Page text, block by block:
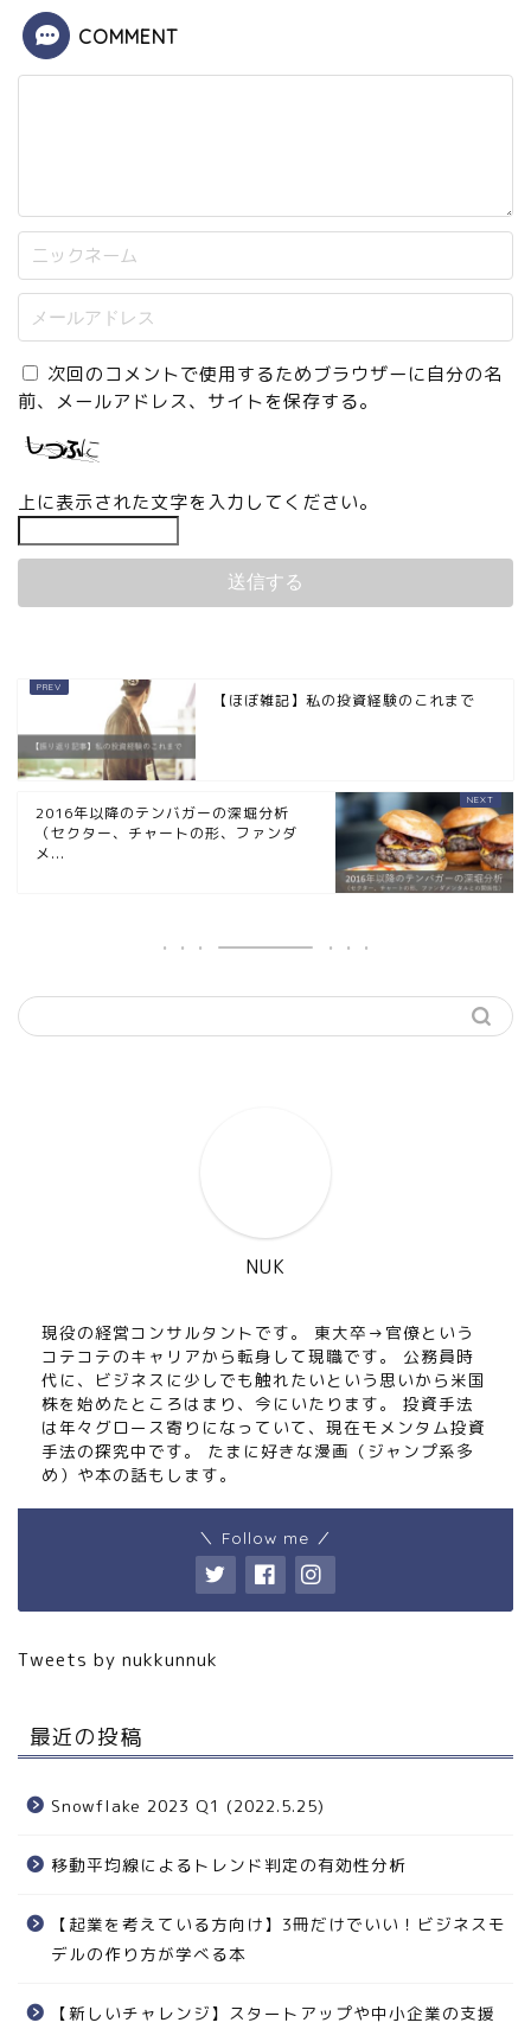
COMMENT
次回のコメントで使用するためブラウザーに自分の名
前、メールアドレス、サイトを保存する。
上に表示された文字を入力してください。
【ほぼ雑記】私の投資経験のこれまで
2016年以降のテンバガーの深堀分析
（セクター、チャートの形、ファンダ
メ...
NUK
現役の経営コンサルタントです。 東大卒→官僚という
コテコテのキャリアから転身して現職です。 公務員時
代に、ビジネスに少しでも触れたいという思いから米国
株を始めたところはまり、今にいたります。 投資手法
は年々グロース寄りになっていて、現在モメンタム投資
手法の探究中です。 たまに好きな漫画（ジャンプ系多
め）や本の話もします。
＼ Follow me ／
Tweets by nukkunnuk
最近の投稿
Snowflake 2023 Q1 (2022.5.25)
移動平均線によるトレンド判定の有効性分析
【起業を考えている方向け】3冊だけでいい！ビジネスモ
デルの作り方が学べる本
【新しいチャレンジ】スタートアップや中小企業の支援